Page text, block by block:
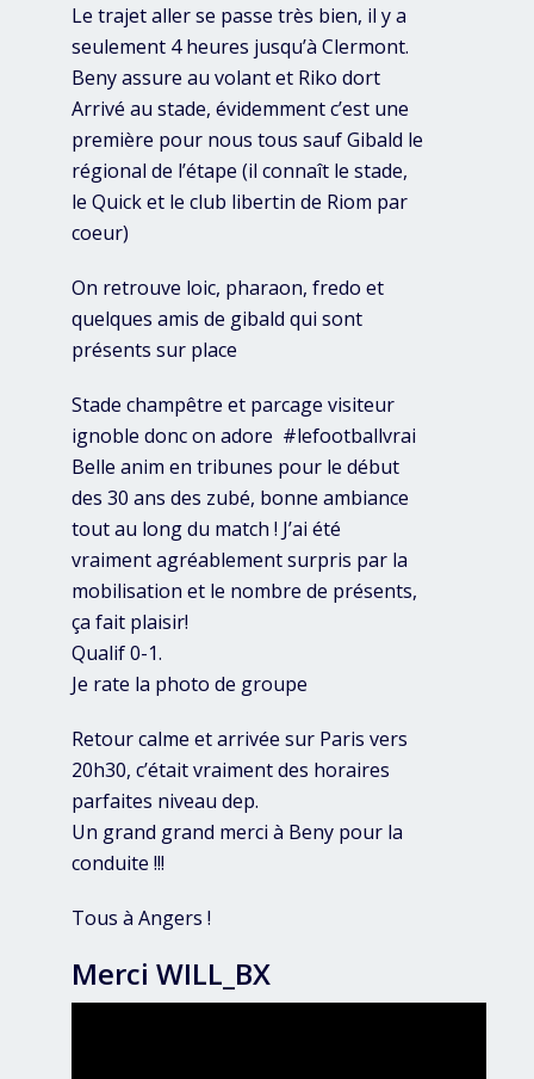
Le trajet aller se passe très bien, il y a
seulement 4 heures jusqu’à Clermont.
Beny assure au volant et Riko dort
Arrivé au stade, évidemment c’est une
première pour nous tous sauf Gibald le
régional de l’étape (il connaît le stade,
le Quick et le club libertin de Riom par
coeur)
On retrouve loic, pharaon, fredo et
quelques amis de gibald qui sont
présents sur place
Stade champêtre et parcage visiteur
ignoble donc on adore #lefootballvrai
Belle anim en tribunes pour le début
des 30 ans des zubé, bonne ambiance
tout au long du match ! J’ai été
vraiment agréablement surpris par la
mobilisation et le nombre de présents,
ça fait plaisir!
Qualif 0-1.
Je rate la photo de groupe
Retour calme et arrivée sur Paris vers
20h30, c’était vraiment des horaires
parfaites niveau dep.
Un grand grand merci à Beny pour la
conduite !!!
Tous à Angers !
Merci WILL_BX